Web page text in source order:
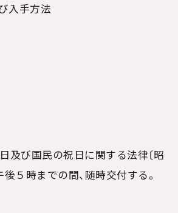
入手方法
及び国民の祝日に関する法律〔昭
５時までの間、随時交付する。